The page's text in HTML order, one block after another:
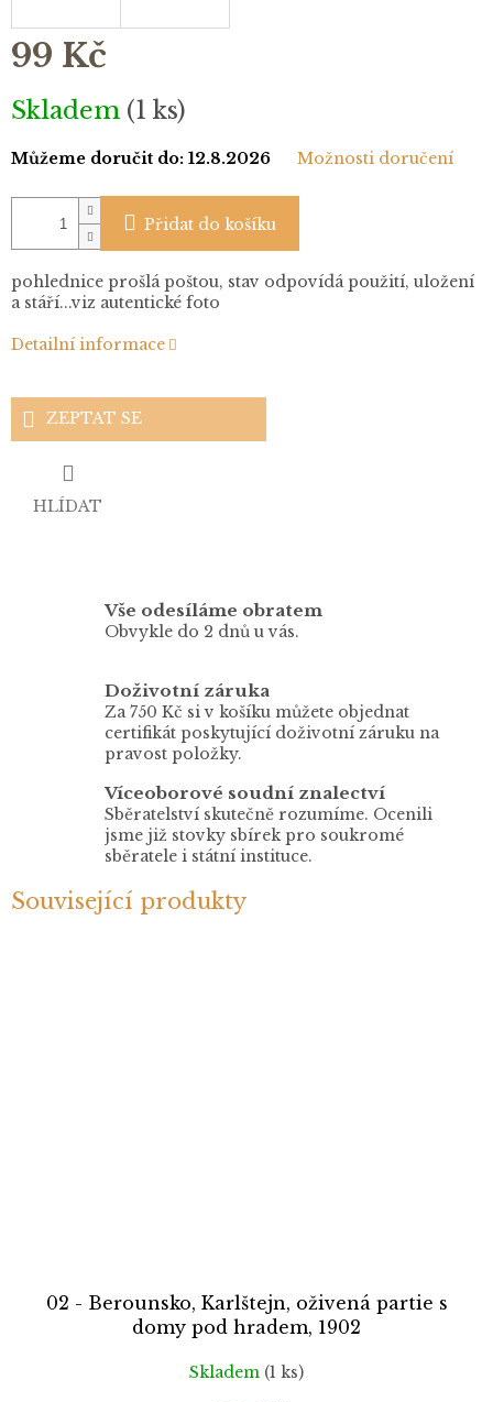
99 Kč
Měrná
cena:
Skladem (1 ks)
Můžeme doručit do: 12.8.2026 Možnosti doručení
Přidat do košíku
pohlednice prošlá poštou, stav odpovídá použití, uložení
a stáří...viz autentické foto
Detailní informace
ZEPTAT SE
HLÍDAT
Vše odesíláme obratem
Obvykle do 2 dnů u vás.
Doživotní záruka
Za 750 Kč si v košíku můžete objednat
certifikát poskytující doživotní záruku na
pravost položky.
Víceoborové soudní znalectví
Sběratelství skutečně rozumíme. Ocenili
jsme již stovky sbírek pro soukromé
sběratele i státní instituce.
Související produkty
02 - Berounsko, Karlštejn, oživená partie s
domy pod hradem, 1902
Skladem (1 ks)